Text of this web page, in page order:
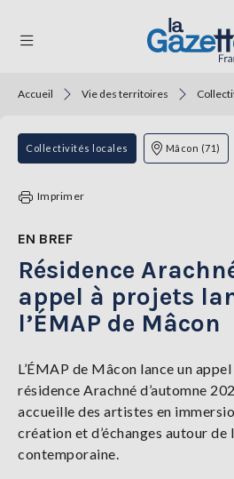
THÉMATIQUES
RÉGIONS
TENDANCES
SERVICES
LA
Se
connecter
Accueil Vie des territoires
Collectivités locales Mâcon (71)
Imprimer
EN BREF
Résidence
appel à projets
l’ÉMAP de Mâcon
L’ÉMAP de Mâcon lance un
résidence Arachné d’automne
accueille des artistes en
création et d’échanges autour de
contemporaine.